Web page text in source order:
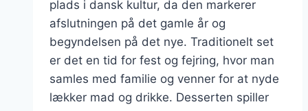
plads i dansk kultur, da den markerer
afslutningen på det gamle år og
begyndelsen på det nye. Traditionelt set
er det en tid for fest og fejring, hvor man
samles med familie og venner for at nyde
lækker mad og drikke. Desserten spiller